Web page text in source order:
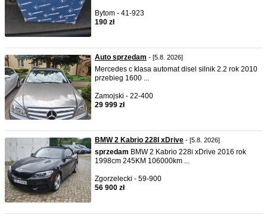
Bytom - 41-923
190 zł
Auto sprzedam - [5.8. 2026]
Mercedes c klasa automat disel silnik 2.2 rok 2010
przebieg 1600 ...
Zamojski - 22-400
29 999 zł
BMW 2 Kabrio 228I xDrive - [5.8. 2026]
sprzedam BMW 2 Kabrio 228i xDrive 2016 rok
1998cm 245KM 106000km ...
Zgorzelecki - 59-900
56 900 zł